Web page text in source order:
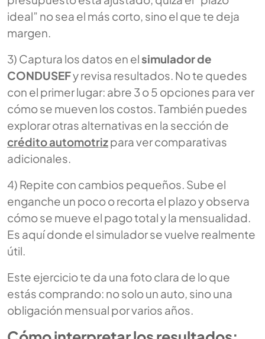
ideal” no sea el más corto, sino el que te deja
margen.
3) Captura los datos en elsimulador de
CONDUSEFy revisa resultados. No te quedes
con el primer lugar: abre 3 o 5 opciones para ver
cómo se mueven los costos. También puedes
explorar otras alternativas en la sección de
crédito automotrizpara ver comparativas
adicionales.
4) Repite con cambios pequeños. Sube el
enganche un poco o recorta el plazo y observa
cómo se mueve el pago total y la mensualidad.
Es aquí donde el simulador se vuelve realmente
útil.
Este ejercicio te da una foto clara de lo que
estás comprando: no solo un auto, sino una
obligación mensual por varios años.